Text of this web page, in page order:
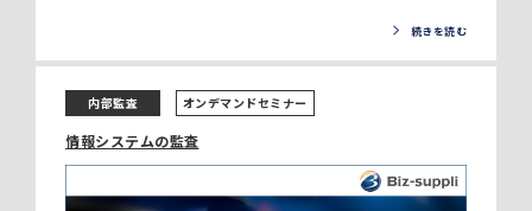
続きを読む
内部監査 オンデマンドセミナー
情報システムの監査